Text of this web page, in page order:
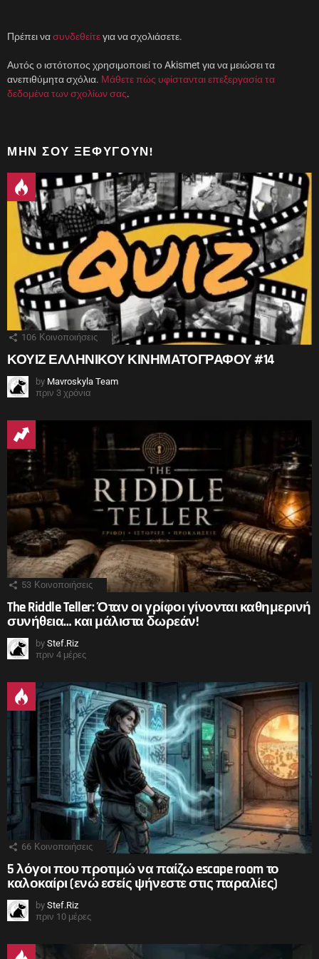
Πρέπει νασυνδεθείτεγια να σχολιάσετε.
Αυτός ο ιστότοπος χρησιμοποιεί το Akismet για να μειώσει τα
ανεπιθύμητα σχόλια. Μάθετε πώς υφίστανται επεξεργασία τα
δεδομένα των σχολίων σας.
ΜΗΝ ΣΟΥ ΞΕΦΎΓΟΥΝ!
106 Κοινοποιήσεις
ΚΟΥΙΖ ΕΛΛΗΝΙΚΟΥ ΚΙΝΗΜΑΤΟΓΡΑΦΟΥ #14
by Mavroskyla Team
πριν 3 χρόνια
53 Κοινοποιήσεις
The Riddle Teller: Όταν οι γρίφοι γίνονται καθημερινή
συνήθεια… και μάλιστα δωρεάν!
by Stef.Riz
πριν 4 μέρες
66 Κοινοποιήσεις
5 λόγοι που προτιμώ να παίζω escape room το
καλοκαίρι (ενώ εσείς ψήνεστε στις παραλίες)
by Stef.Riz
πριν 10 μέρες